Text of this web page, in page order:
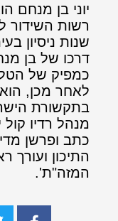
יוני בן מנחם
רשות השידור
שנות ניסיון
דרכו של בן
כמפיק של
לאחר מכן,
בתקשורת
מנהל רדיו
כתב ופרשן
התיכון ועורך
המזה"ת'.